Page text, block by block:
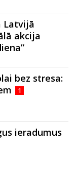
Latvijā
akcija
bez stresa:
1
ieradumus